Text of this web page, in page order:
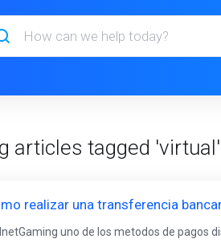
articles tagged 'virtual'
realizar una transferencia
uno de los metodos de pagos